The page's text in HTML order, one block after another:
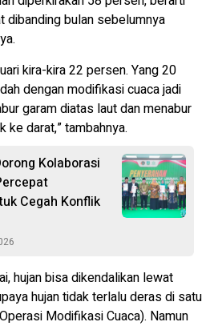
dibanding bulan sebelumnya
kira-kira 22 persen. Yang 20
dengan modifikasi cuaca jadi
garam diatas laut dan menabur
ke darat,” tambahnya.
Kolaborasi
Cegah Konflik
hujan bisa dikendalikan lewat
hujan tidak terlalu deras di satu
Modifikasi Cuaca). Namun